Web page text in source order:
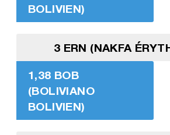
BOLIVIEN)
3 ERN (NAKFA
1,38 BOB
(BOLIVIANO
BOLIVIEN)